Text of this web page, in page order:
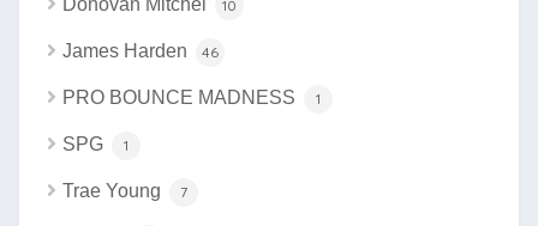
Donovan Mitchel 10
James Harden 46
PRO BOUNCE MADNESS 1
SPG 1
Trae Young 7